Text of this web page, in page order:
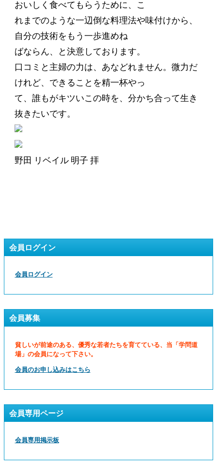
おいしく食べてもらうために、こ
れまでのような一辺倒な料理法や味付けから、
自分の技術をもう一歩進めね
ばならん、と決意しております。
口コミと主婦の力は、あなどれません。微力だ
けれど、できることを精一杯やっ
て、誰もがキツいこの時を、分かち合って生き
抜きたいです。
野田 リベイル 明子 拝
会員ログイン
会員ログイン
会員募集
貧しいが前途のある、優秀な若者たちを育てている、当「学問道
場」の会員になって下さい。
会員のお申し込みはこちら
会員専用ページ
会員専用掲示板